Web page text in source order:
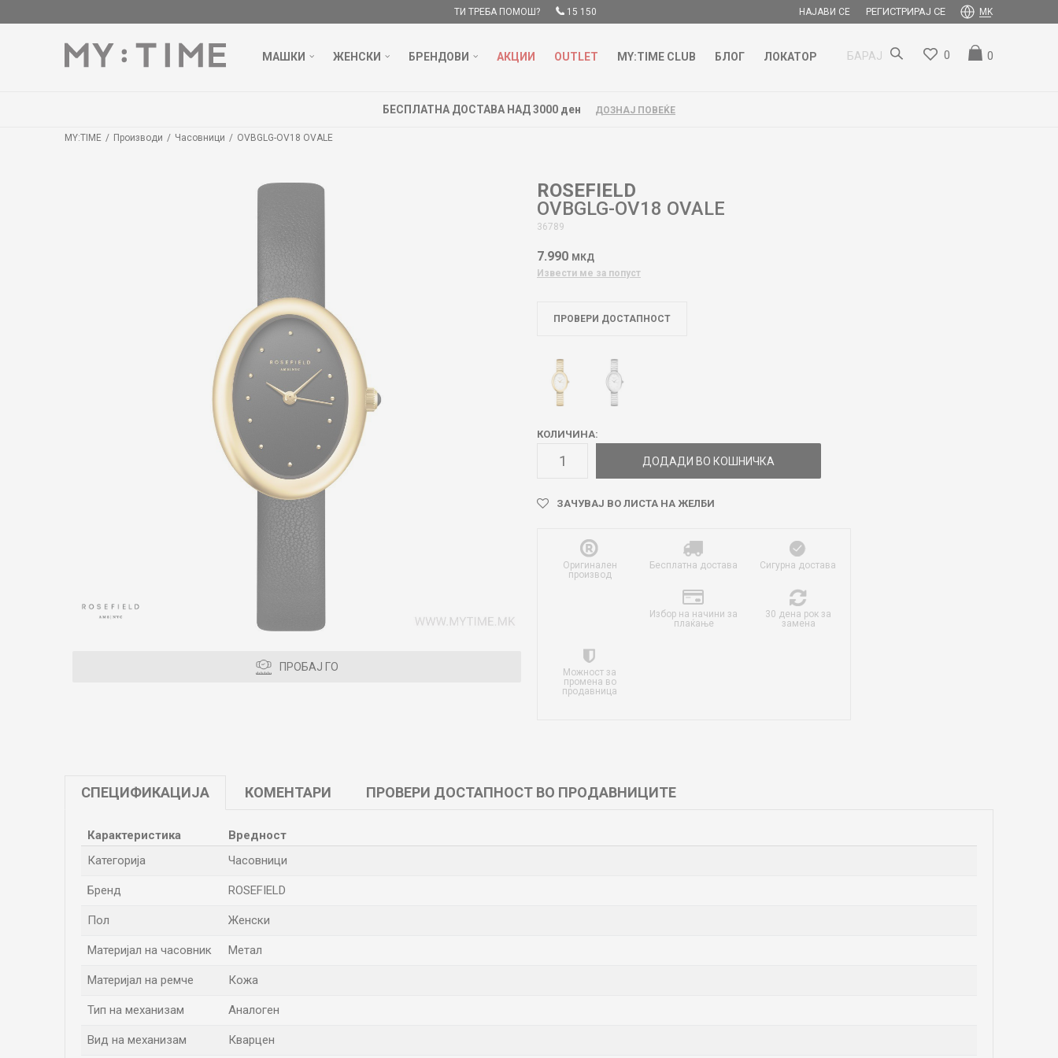
ТИ ТРЕБА ПОМОШ? 15 150 НАЈАВИ СЕ РЕГИСТРИРАЈ СЕ MK
МАШКИ ЖЕНСКИ БРЕНДОВИ АКЦИИ OUTLET MY:TIME CLUB БЛОГ ЛОКАТОР БАРАЈ 0
0
БЕСПЛАТНА ДОСТАВА НАД 3000 ден ДОЗНАЈ ПОВЕЌЕ
MY:TIME Производи Часовници OVBGLG-OV18 OVALE
ПРОБАЈ ГО
ROSEFIELD
OVBGLG-OV18 OVALE
36789
7.990 МКД
Извести ме за попуст
ПРОВЕРИ ДОСТАПНОСТ
КОЛИЧИНА:
ДОДАДИ ВО КОШНИЧКА
ЗАЧУВАЈ ВО ЛИСТА НА ЖЕЛБИ
Оригинален
производ
Бесплатна достава Сигурна достава
Избор на начини за
плаќање
30 дена рок за
замена
Можност за
промена во
продавница
СПЕЦИФИКАЦИЈА КОМЕНТАРИ ПРОВЕРИ ДОСТАПНОСТ ВО ПРОДАВНИЦИТЕ
Карактеристика
Вредност
Категорија
Часовници
Бренд ROSEFIELD
Пол Женски
Материјал на часовник Метал
Материјал на ремче Кожа
Тип на механизам Аналоген
Вид на механизам Кварцен